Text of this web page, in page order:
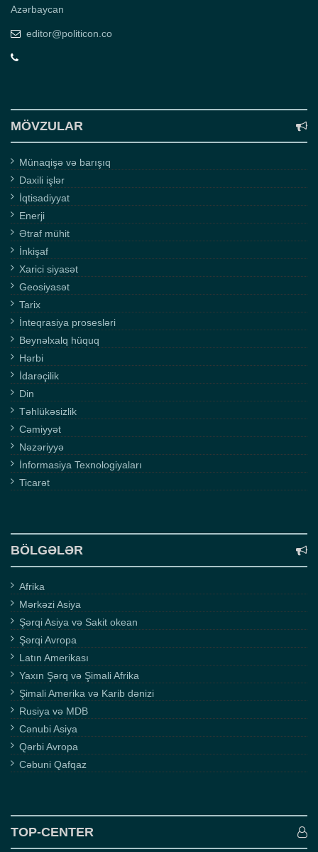
Azərbaycan
editor@politicon.co
MÖVZULAR
Münaqişə və barışıq
Daxili işlər
İqtisadiyyat
Enerji
Ətraf mühit
İnkişaf
Xarici siyasət
Geosiyasət
Tarix
İnteqrasiya prosesləri
Beynəlxalq hüquq
Hərbi
İdarəçilik
Din
Təhlükəsizlik
Cəmiyyət
Nəzəriyyə
İnformasiya Texnologiyaları
Ticarət
BÖLGƏLƏR
Afrika
Mərkəzi Asiya
Şərqi Asiya və Sakit okean
Şərqi Avropa
Latın Amerikası
Yaxın Şərq və Şimali Afrika
Şimali Amerika və Karib dənizi
Rusiya və MDB
Cənubi Asiya
Qərbi Avropa
Cəbuni Qafqaz
TOP-CENTER